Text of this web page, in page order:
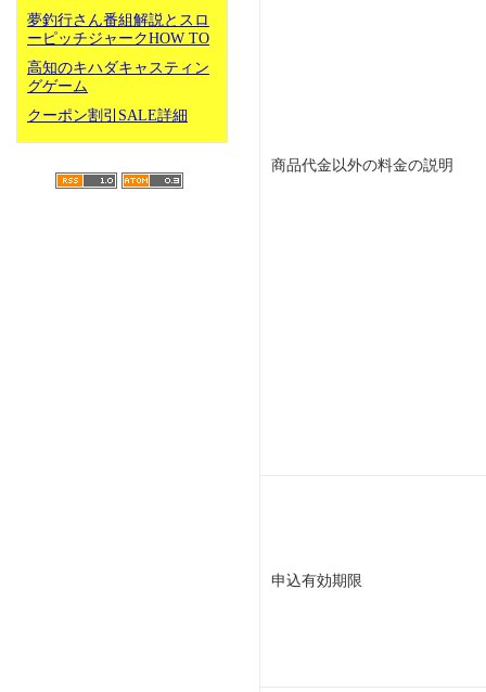
夢釣行さん番組解説とスロ
ーピッチジャークHOW TO
高知のキハダキャスティン
グゲーム
クーポン割引SALE詳細
商品代金以外の料金の説明
申込有効期限